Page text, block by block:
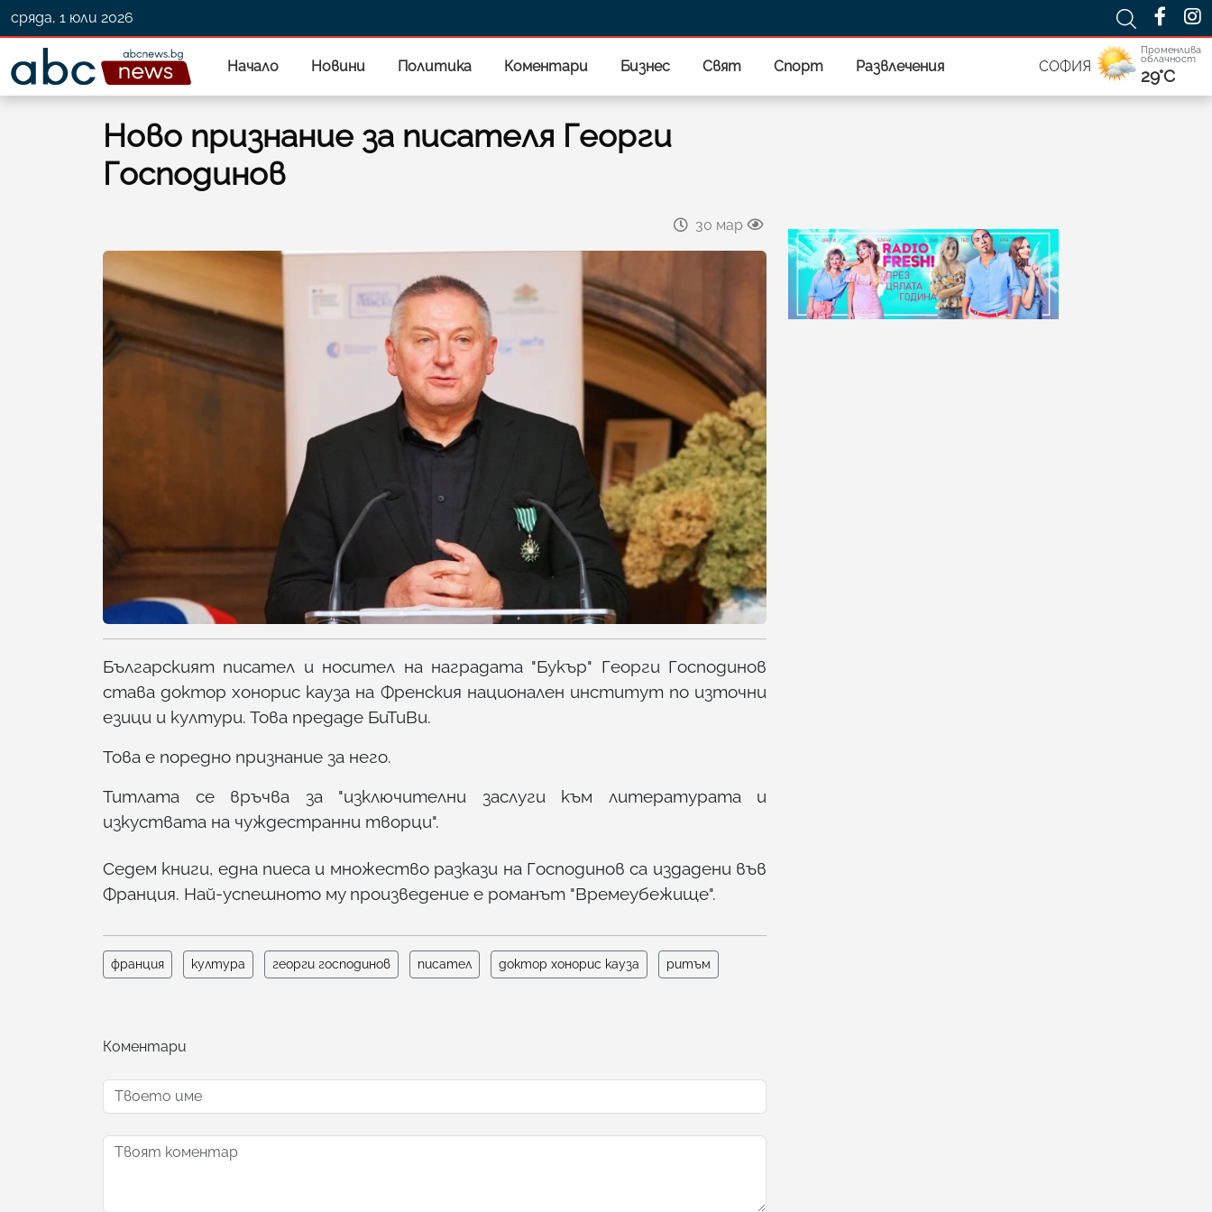
сряда, 1 юли 2026
Начало Новини Политика Коментари Бизнес Свят Спорт Развлечения СОФИЯ
Променлива
облачност
29°C
Ново признание за писателя Георги
Господинов
30 мар
Българският писател и носител на наградата "Букър" Георги Господинов
става доктор хонорис кауза на Френския национален институт по източни
езици и култури. Това предаде БиТиВи.
Това е поредно признание за него.
Титлата се връчва за "изключителни заслуги към литературата и
изкуствата на чуждестранни творци".
Седем книги, една пиеса и множество разкази на Господинов са издадени във
Франция. Най-успешното му произведение е романът "Времеубежище".
франция култура георги господинов писател доктор хонорис кауза ритъм
Коментари